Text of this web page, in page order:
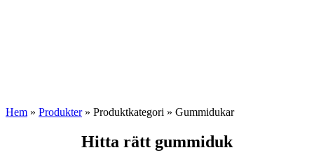
Hem » Produkter» Produktkategori » Gummidukar
Hitta rätt gummiduk